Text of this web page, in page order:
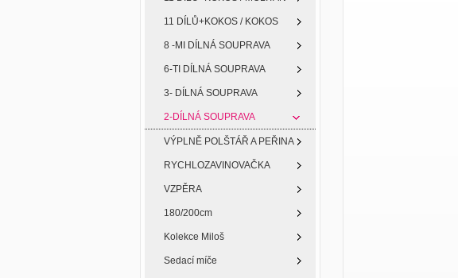
11 DÍLŮ+KOKOS / KOKOS
8 -MI DÍLNÁ SOUPRAVA
6-TI DÍLNÁ SOUPRAVA
3- DÍLNÁ SOUPRAVA
2-DÍLNÁ SOUPRAVA
VÝPLNĚ POLŠTÁŘ A PEŘINA
RYCHLOZAVINOVAČKA
VZPĚRA
180/200cm
Kolekce Miloš
Sedací míče